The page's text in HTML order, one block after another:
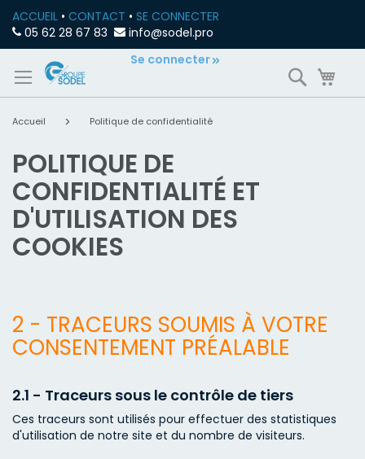
ACCUEIL • CONTACT • SE CONNECTER
05 62 28 67 83
info@sodel.pro
Se connecter
Accueil Politique de confidentialité
POLITIQUE DE
CONFIDENTIALITÉ ET
D'UTILISATION DES
COOKIES
2 - TRACEURS SOUMIS À VOTRE
CONSENTEMENT PRÉALABLE
2.1 - Traceurs sous le contrôle de tiers
Ces traceurs sont utilisés pour effectuer des statistiques
d'utilisation de notre site et du nombre de visiteurs.